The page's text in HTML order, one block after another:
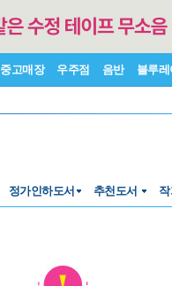
중고매장 우주점 음반 블루레
정가인하도서 추천도서